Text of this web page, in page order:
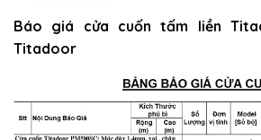
Báo giá cửa cuốn tấm liền
Titadoor